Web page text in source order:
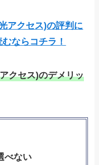
アクセス)の評判に
ならコチラ！
クセス)のデメリッ
べない